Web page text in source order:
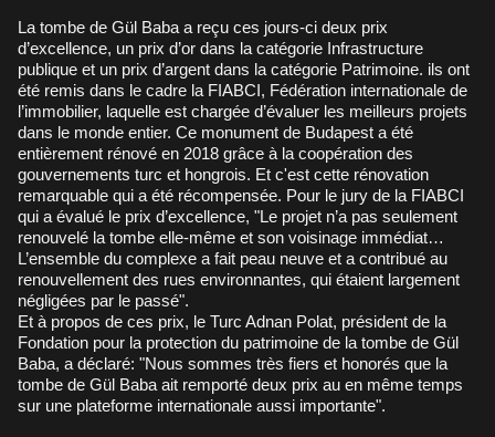
La tombe de Gül Baba a reçu ces jours-ci deux prix
d’excellence, un prix d’or dans la catégorie Infrastructure
publique et un prix d’argent dans la catégorie Patrimoine. ils ont
été remis dans le cadre la FIABCI, Fédération internationale de
l’immobilier, laquelle est chargée d’évaluer les meilleurs projets
dans le monde entier. Ce monument de Budapest a été
entièrement rénové en 2018 grâce à la coopération des
gouvernements turc et hongrois. Et c'est cette rénovation
remarquable qui a été récompensée. Pour le jury de la FIABCI
qui a évalué le prix d’excellence, "Le projet n’a pas seulement
renouvelé la tombe elle-même et son voisinage immédiat…
L’ensemble du complexe a fait peau neuve et a contribué au
renouvellement des rues environnantes, qui étaient largement
négligées par le passé".
Et à propos de ces prix, le Turc Adnan Polat, président de la
Fondation pour la protection du patrimoine de la tombe de Gül
Baba, a déclaré: "Nous sommes très fiers et honorés que la
tombe de Gül Baba ait remporté deux prix au en même temps
sur une plateforme internationale aussi importante".